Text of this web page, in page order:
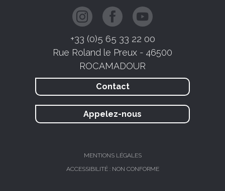
+33 (0)5 65 33 22 00
Rue Roland le Preux - 46500
ROCAMADOUR
Contact
Appelez-nous
MENTIONS LÉGALES
ACCESSIBILITÉ : NON CONFORME